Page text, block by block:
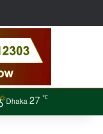
Dhaka27 ℃